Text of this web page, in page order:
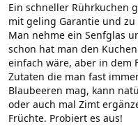
Ein schneller Rührkuchen
mit geling Garantie und zu
Man nehme ein Senfglas
schon hat man den
einfach wäre, aber in dem
Zutaten die man fast
Blaubeeren mag, kann
oder auch mal Zimt
Früchte. Probiert es aus!